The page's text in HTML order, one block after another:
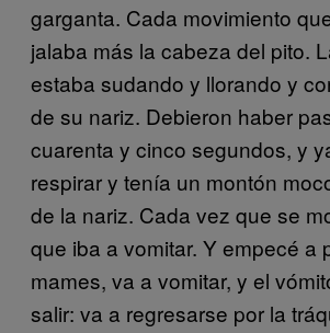
garganta. Cada movimiento
jalaba más la cabeza del pito.
estaba sudando y llorando y
de su nariz. Debieron haber
cuarenta y cinco segundos, y
respirar y tenía un montón
de la nariz. Cada vez que se
que iba a vomitar. Y empecé a
mames, va a vomitar, y el
salir: va a regresarse por la